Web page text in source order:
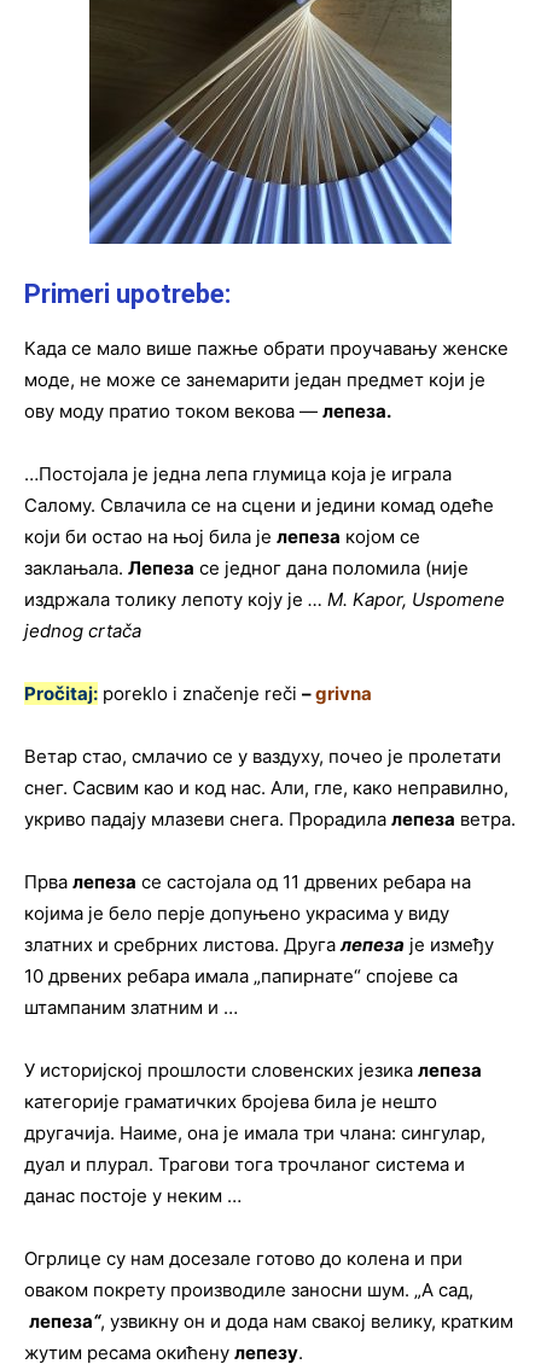
Primeri upotrebe:
Када се мало више пажње обрати проучавању женске
моде, не може се занемарити један предмет који је
ову моду пратио током векова — лепеза.
…Постојала је једна лепа глумица која је играла
Салому. Свлачила се на сцени и једини комад одеће
који би остао на њој била је лепеза којом се
заклањала. Лепеза се једног дана поломила (није
издржала толику лепоту коју је … M. Kapor, Uspomene
jednog crtača
Pročitaj: poreklo i značenje reči –grivna
Ветар стао, смлачио се у ваздуху, почео је пролетати
снег. Сасвим као и код нас. Али, гле, како неправилно,
укриво падају млазеви снега. Прорадила лепеза ветра.
Прва лепеза се састојала од 11 дрвених ребара на
којима је бело перје допуњено украсима у виду
златних и сребрних листова. Другалепеза је између
10 дрвених ребара имала „папирнате“ спојеве са
штампаним златним и …
У историјској прошлости словенских језика лепеза
категорије граматичких бројева била је нешто
другачија. Наиме, она је имала три члана: сингулар,
дуал и плурал. Трагови тога трочланог система и
данас постоје у неким …
Огрлице су нам досезале готово до колена и при
оваком покрету производиле заносни шум. „А сад,
лепеза“, узвикну он и дода нам свакој велику, кратким
жутим ресама окићену лепезу.